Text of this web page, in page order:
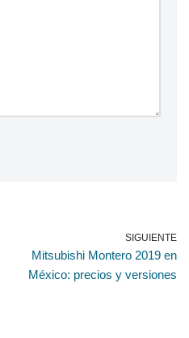
SIGUIENTE
Mitsubishi Montero 2019 en
México: precios y versiones